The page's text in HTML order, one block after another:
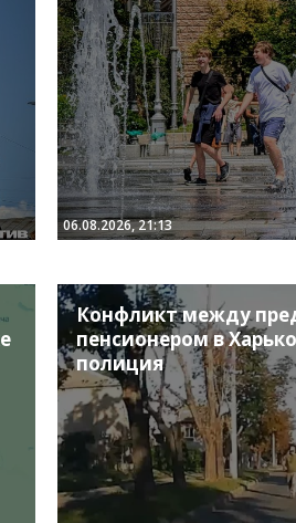
06.08.2026, 21:13
Конфликт между
пенсионером в
полиция